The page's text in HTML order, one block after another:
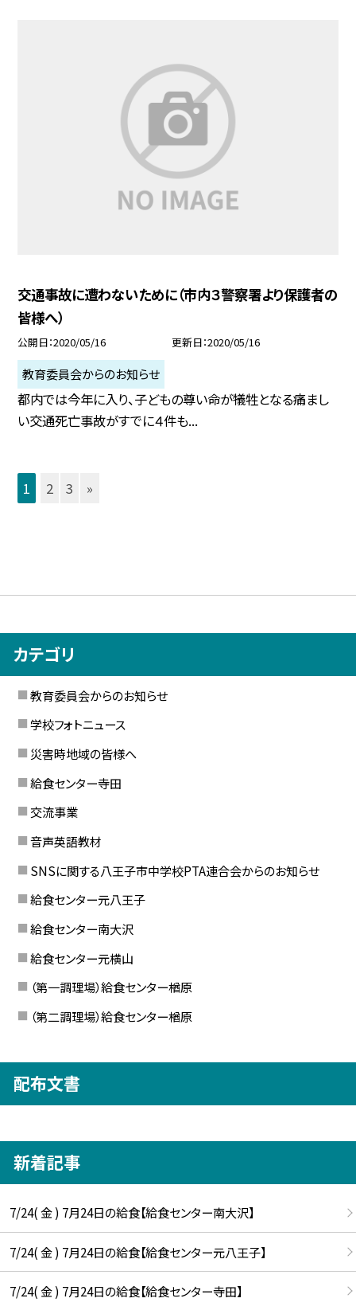
交通事故に遭わないために（市内３警察署より保護者の
皆様へ）
公開日 2020/05/16 更新日 2020/05/16
教育委員会からのお知らせ
都内では今年に入り、子どもの尊い命が犠牲となる痛まし
い交通死亡事故がすでに４件も...
1 2 3 »
カテゴリ
教育委員会からのお知らせ
学校フォトニュース
災害時地域の皆様へ
給食センター寺田
交流事業
音声英語教材
SNSに関する八王子市中学校PTA連合会からのお知らせ
給食センター元八王子
給食センター南大沢
給食センター元横山
（第一調理場）給食センター楢原
（第二調理場）給食センター楢原
配布文書
新着記事
7/24( 金 ) 7月24日の給食【給食センター南大沢】
7/24( 金 ) 7月24日の給食【給食センター元八王子】
7/24( 金 ) 7月24日の給食【給食センター寺田】